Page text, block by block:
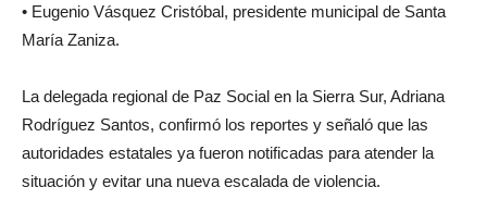
• Eugenio Vásquez Cristóbal, presidente municipal de Santa
María Zaniza.
La delegada regional de Paz Social en la Sierra Sur, Adriana
Rodríguez Santos, confirmó los reportes y señaló que las
autoridades estatales ya fueron notificadas para atender la
situación y evitar una nueva escalada de violencia.